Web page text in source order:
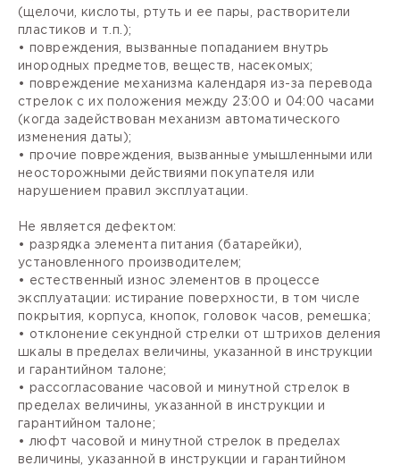
(щелочи, кислоты, ртуть и ее пары, растворители
пластиков и т.п.);
• повреждения, вызванные попаданием внутрь
инородных предметов, веществ, насекомых;
• повреждение механизма календаря из-за перевода
стрелок с их положения между 23:00 и 04:00 часами
(когда задействован механизм автоматического
изменения даты);
• прочие повреждения, вызванные умышленными или
неосторожными действиями покупателя или
нарушением правил эксплуатации.
Не является дефектом:
• разрядка элемента питания (батарейки),
установленного производителем;
• естественный износ элементов в процессе
эксплуатации: истирание поверхности, в том числе
покрытия, корпуса, кнопок, головок часов, ремешка;
• отклонение секундной стрелки от штрихов деления
шкалы в пределах величины, указанной в инструкции
и гарантийном талоне;
• рассогласование часовой и минутной стрелок в
пределах величины, указанной в инструкции и
гарантийном талоне;
• люфт часовой и минутной стрелок в пределах
величины, указанной в инструкции и гарантийном